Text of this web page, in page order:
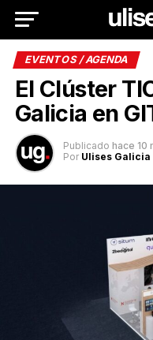
EVENTOS / AGENDA
El Clúster
Galicia en
Publicado hace 10
Por Ulises Galicia